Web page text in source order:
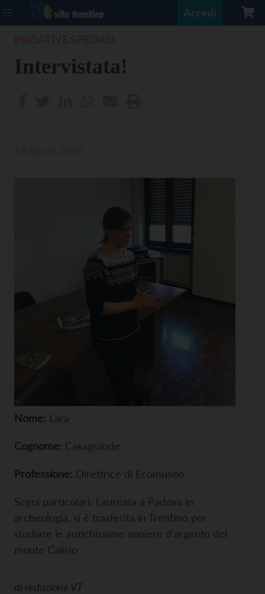
Accedi
Intervistata!
Nome: Lara
Cognome: Casagrande
Professione: Direttrice di Ecomuseo
Segni particolari: Laureata a Padova in
archeologia, si è trasferita in Trentino per
studiare le antichissime miniere d'argento del
monte Calisio
di redazione VT